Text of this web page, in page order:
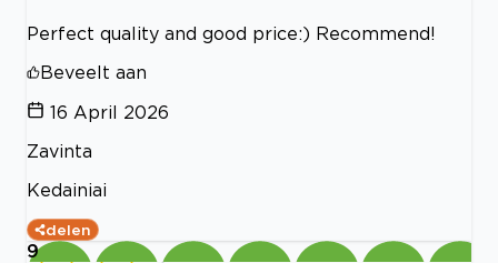
Perfect quality and good price:) Recommend!
Beveelt aan
16 April 2026
Zavinta
Kedainiai
delen
9